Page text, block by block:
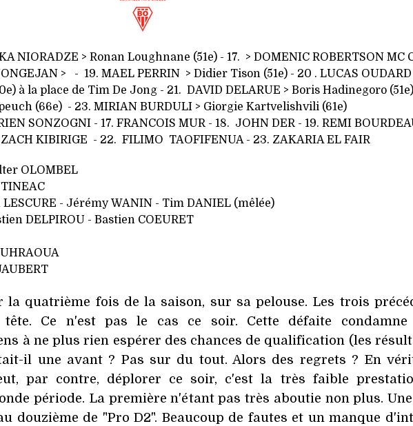
NIORADZE > Ronan Loughnane (51e) - 17. > DOMENIC ROBERTSON MC
> - 19. MAEL PERRIN > Didier Tison (51e) - 20 . LUCAS OUDARD
à la place de Tim De Jong - 21. DAVID DELARUE > Boris Hadinegoro
(66e) - 23. MIRIAN BURDULI > Giorgie Kartvelishvili (61e)
SONZOGNI - 17. FRANCOIS MUR - 18. JOHN DER - 19. REMI
KIBIRIGE - 22. FILIMO TAOFIFENUA - 23. ZAKARIA EL FAIR
OLOMBEL
- JérémyWANIN - Tim DANIEL (mêlée)
DELPIROU - Bastien COEURET
quatrième fois de la saison, sur sa pelouse. Les trois
Ce n'est pas le cas ce soir. Cette défaite condamne
à ne plus rien espérer des chances de qualification (les
il une avant ? Pas sur du tout. Alors des regrets ? En
par contre, déplorer ce soir, c'est la très faible
période. La première n'étant pas très aboutie non plus.
douzième de "Pro D2". Beaucoup de fautes et un manque